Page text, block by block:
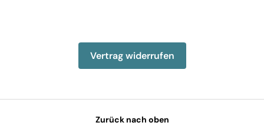
Vertrag widerrufen
Zurück nach oben